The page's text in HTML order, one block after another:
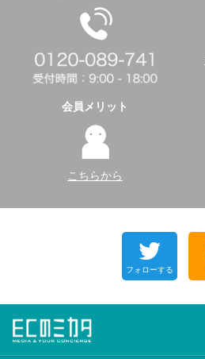
会員メリット
こちらから
フォローする